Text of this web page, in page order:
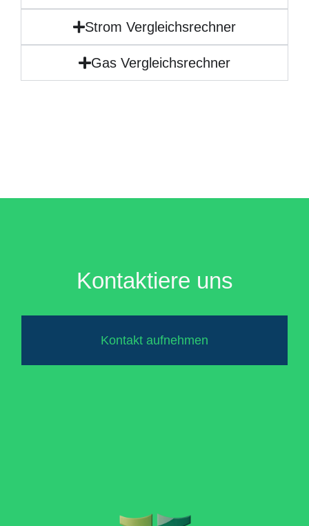
Strom Vergleichsrechner
Gas Vergleichsrechner
Kontaktiere uns
Kontakt aufnehmen